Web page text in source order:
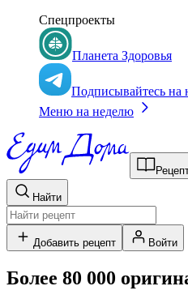
Спецпроекты
Планета Здоровья
Подписывайтесь на
Меню на неделю
Найти
Добавить рецепт Войти
Более 80 000